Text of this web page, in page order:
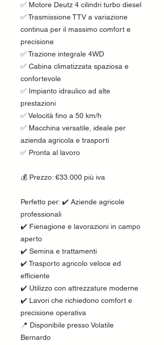
✅ Motore Deutz 4 cilindri turbo diesel
✅ Trasmissione TTV a variazione
continua per il massimo comfort e
precisione
✅ Trazione integrale 4WD
✅ Cabina climatizzata spaziosa e
confortevole
✅ Impianto idraulico ad alte
prestazioni
✅ Velocità fino a 50 km/h
✅ Macchina versatile, ideale per
azienda agricola e trasporti
✅ Pronta al lavoro
💰 Prezzo: €33.000 più iva
Perfetto per: ✔️ Aziende agricole
professionali
✔️ Fienagione e lavorazioni in campo
aperto
✔️ Semina e trattamenti
✔️ Trasporto agricolo veloce ed
efficiente
✔️ Utilizzo con attrezzature moderne
✔️ Lavori che richiedono comfort e
precisione operativa
📍 Disponibile presso Volatile
Bernardo